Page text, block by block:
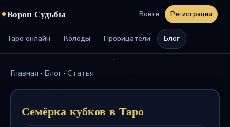
✦Ворон Судьбы
Таро онлайн Колоды Прорицатели Блог
Войти Регистрация
Главная · Блог · Статья
Семёрка кубков в Таро